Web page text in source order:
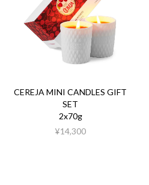
CEREJA MINI CANDLES GIFT
SET
2x70g
¥14,300